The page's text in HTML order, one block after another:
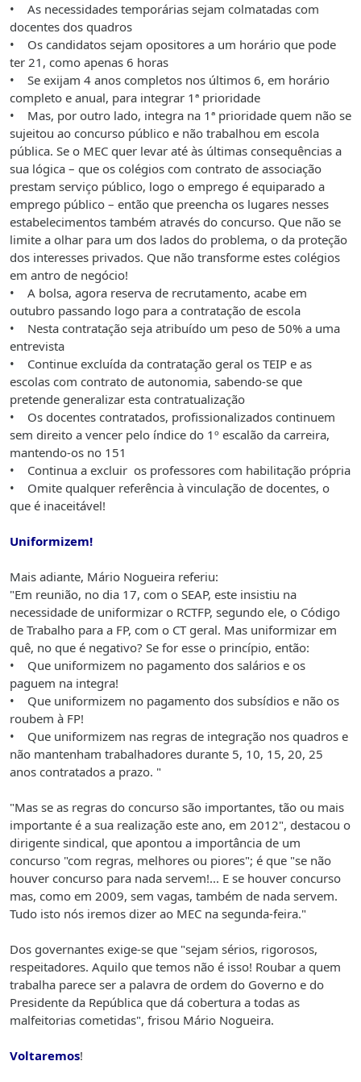
• As necessidades temporárias sejam colmatadas com
docentes dos quadros
• Os candidatos sejam opositores a um horário que pode
ter 21, como apenas 6 horas
• Se exijam 4 anos completos nos últimos 6, em horário
completo e anual, para integrar 1ª prioridade
• Mas, por outro lado, integra na 1ª prioridade quem não se
sujeitou ao concurso público e não trabalhou em escola
pública. Se o MEC quer levar até às últimas consequências a
sua lógica – que os colégios com contrato de associação
prestam serviço público, logo o emprego é equiparado a
emprego público – então que preencha os lugares nesses
estabelecimentos também através do concurso. Que não se
limite a olhar para um dos lados do problema, o da proteção
dos interesses privados. Que não transforme estes colégios
em antro de negócio!
• A bolsa, agora reserva de recrutamento, acabe em
outubro passando logo para a contratação de escola
• Nesta contratação seja atribuído um peso de 50% a uma
entrevista
• Continue excluída da contratação geral os TEIP e as
escolas com contrato de autonomia, sabendo-se que
pretende generalizar esta contratualização
• Os docentes contratados, profissionalizados continuem
sem direito a vencer pelo índice do 1º escalão da carreira,
mantendo-os no 151
• Continua a excluir os professores com habilitação própria
• Omite qualquer referência à vinculação de docentes, o
que é inaceitável!
Uniformizem!
Mais adiante, Mário Nogueira referiu:
"Em reunião, no dia 17, com o SEAP, este insistiu na
necessidade de uniformizar o RCTFP, segundo ele, o Código
de Trabalho para a FP, com o CT geral. Mas uniformizar em
quê, no que é negativo? Se for esse o princípio, então:
• Que uniformizem no pagamento dos salários e os
paguem na integra!
• Que uniformizem no pagamento dos subsídios e não os
roubem à FP!
• Que uniformizem nas regras de integração nos quadros e
não mantenham trabalhadores durante 5, 10, 15, 20, 25
anos contratados a prazo. "
"Mas se as regras do concurso são importantes, tão ou mais
importante é a sua realização este ano, em 2012", destacou o
dirigente sindical, que apontou a importância de um
concurso "com regras, melhores ou piores"; é que "se não
houver concurso para nada servem!... E se houver concurso
mas, como em 2009, sem vagas, também de nada servem.
Tudo isto nós iremos dizer ao MEC na segunda-feira."
Dos governantes exige-se que "sejam sérios, rigorosos,
respeitadores. Aquilo que temos não é isso! Roubar a quem
trabalha parece ser a palavra de ordem do Governo e do
Presidente da República que dá cobertura a todas as
malfeitorias cometidas", frisou Mário Nogueira.
Voltaremos!